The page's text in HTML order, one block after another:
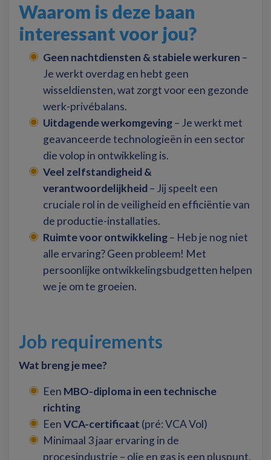
Waarom is deze baan
interessant voor jou?
Geen nachtdiensten & stabiele werkuren –
Je werkt overdag en hebt geen
wisseldiensten, wat zorgt voor een gezonde
werk-privébalans.
Uitdagende werkomgeving– Je werkt met
geavanceerde technologieën in een sector
die volop in ontwikkeling is.
Veel zelfstandigheid &
verantwoordelijkheid– Jij speelt een
cruciale rol in de veiligheid en efficiëntie van
de productie-installaties.
Ruimte voor ontwikkeling– Heb je nog niet
alle ervaring? Geen probleem! Met
persoonlijke ontwikkelingsbudgetten helpen
we je om te groeien.
Job requirements
Wat breng je mee?
Een MBO-diploma in een technische
richting
EenVCA-certificaat (pré: VCA Vol)
Minimaal 3 jaar ervaring in de
procesindustrie – olie en gas is een pluspunt.